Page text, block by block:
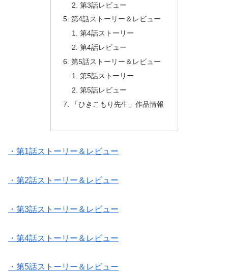
第3話レビュー
第4話ストーリー＆レビュー
第4話ストーリー
第4話レビュー
第5話ストーリー＆レビュー
第5話ストーリー
第5話レビュー
「ひきこもり先生」作品情報
・第1話ストーリー＆レビュー
・第2話ストーリー＆レビュー
・第3話ストーリー＆レビュー
・第4話ストーリー＆レビュー
・第5話ストーリー＆レビュー